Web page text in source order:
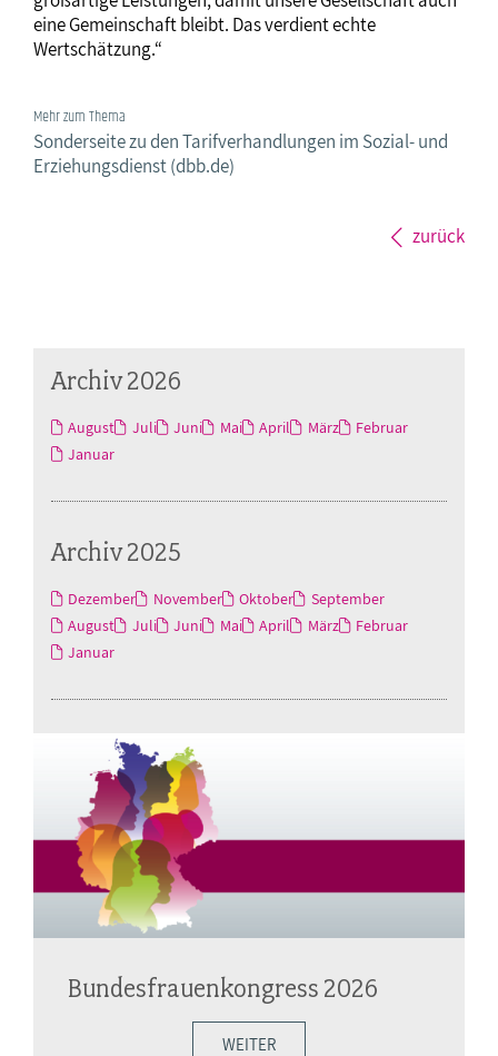
eine Gemeinschaft bleibt. Das verdient echte
Wertschätzung.“
Mehr zum Thema
Sonderseite zu den Tarifverhandlungen im Sozial- und
Erziehungsdienst (dbb.de)
zurück
Archiv 2026
August Juli Juni Mai April März
Februar
Januar
Archiv 2025
Dezember November Oktober
September
August
Juli Juni Mai April März
Februar
Januar
Bundesfrauenkongress 2026
WEITER